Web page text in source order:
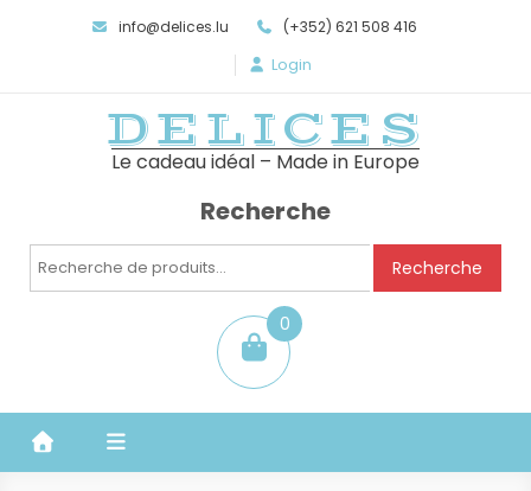
info@delices.lu (+352) 621 508 416
Login
DELICES
Le cadeau idéal – Made in Europe
Recherche
Recherche
Recherche
0
item